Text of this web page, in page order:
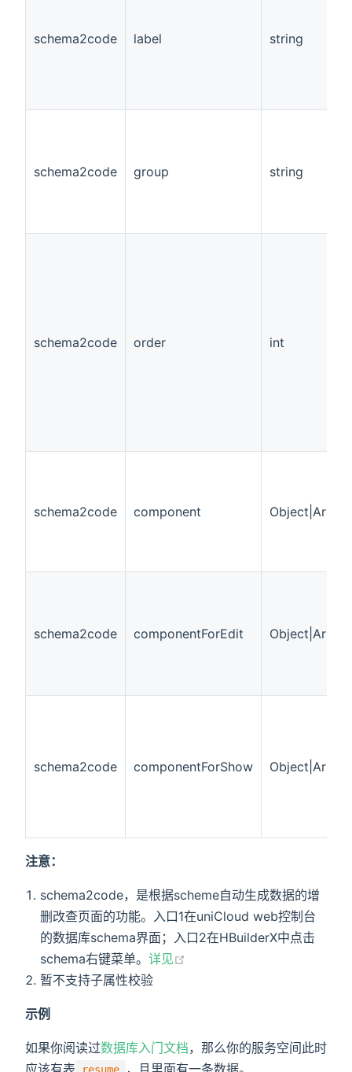
schema2code label string
schema2code group string
schema2code order int
schema2code component Object|Array
schema2code componentForEdit Object|Array
schema2code componentForShow Object|Array
注意：
schema2code，是根据scheme自动生成数据的增
删改查页面的功能。入口1在uniCloud web控制台
的数据库schema界面；入口2在HBuilderX中点击
schema右键菜单。详见
暂不支持子属性校验
示例
如果你阅读过数据库入门文档，那么你的服务空间此时